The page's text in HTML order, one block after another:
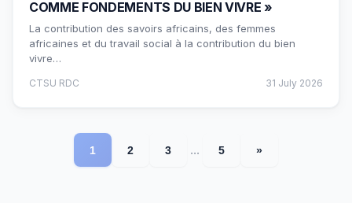
COMME FONDEMENTS DU BIEN VIVRE »
La contribution des savoirs africains, des femmes
africaines et du travail social à la contribution du bien
vivre…
CTSU RDC 31 July 2026
1 2 3 ... 5 »